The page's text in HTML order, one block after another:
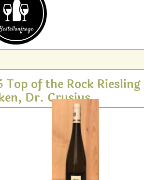
Top of the Rock Riesling
Dr. Crusius